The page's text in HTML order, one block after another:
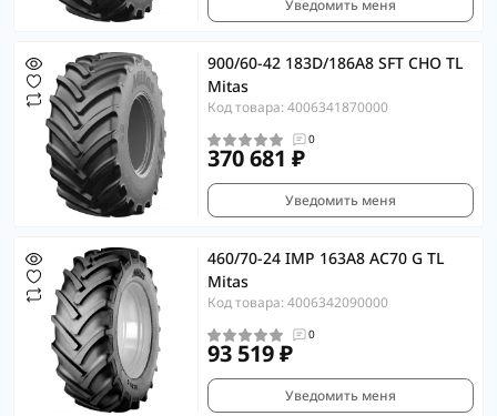
Уведомить меня
900/60-42 183D/186A8 SFT CHO TL
Mitas
Код товара: 4006341870000
0
370 681 ₽
Уведомить меня
460/70-24 IMP 163A8 AC70 G TL
Mitas
Код товара: 4006342090000
0
93 519 ₽
Уведомить меня